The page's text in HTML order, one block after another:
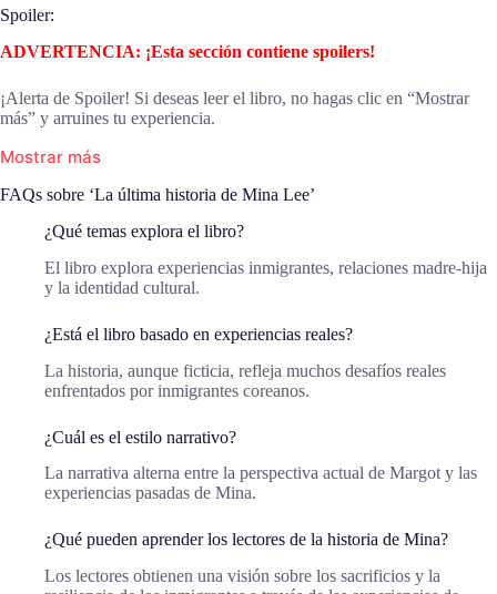
Spoiler:
ADVERTENCIA: ¡Esta sección contiene spoilers!
¡Alerta de Spoiler! Si deseas leer el libro, no hagas clic en “Mostrar
más” y arruines tu experiencia.
Mostrar más
FAQs sobre ‘La última historia de Mina Lee’
¿Qué temas explora el libro?
El libro explora experiencias inmigrantes, relaciones madre-hija
y la identidad cultural.
¿Está el libro basado en experiencias reales?
La historia, aunque ficticia, refleja muchos desafíos reales
enfrentados por inmigrantes coreanos.
¿Cuál es el estilo narrativo?
La narrativa alterna entre la perspectiva actual de Margot y las
experiencias pasadas de Mina.
¿Qué pueden aprender los lectores de la historia de Mina?
Los lectores obtienen una visión sobre los sacrificios y la